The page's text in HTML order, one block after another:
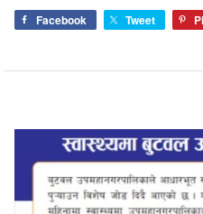
Facebook Tweet